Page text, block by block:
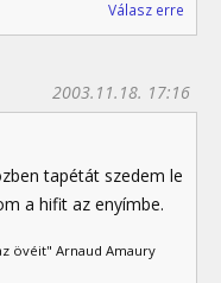
Válasz erre
2003.11.18. 17:16
tapétát szedem le
a hifit az enyímbe.
övéit" Arnaud Amaury